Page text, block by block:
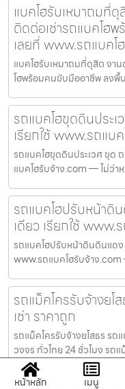
แบคโฮรับเหมาถมที่ดุ
ติดต่อเช่ารถแบคโฮ
เลยที่ www.รถแบคโ
แบคโฮรับเหมาถมที่ดุสิต งา
โฮพร้อมคนขับมืออาชีพ ลงพื้
รถแบคโฮขุดดินประ
เรียกใช้ www.รถแบ
รถแบคโฮขุดดินประเวศ ขุด
แบคโฮรับจ้าง.com — ไม่ว่า
รถแบคโฮปรับหน้าดิ
เดียว เรียกใช้
รถแบคโฮปรับหน้าดินดินแดง
www.รถแบคโฮรับจ้าง
รถแม็คโครรับจ้างยโ
เช่า ราคาถูก
รถแม็คโครรับจ้างยโสธร รถ
วงจร ทั่วไทย 24 ชั่วโมง รถ
หน้าหลัก เมนู